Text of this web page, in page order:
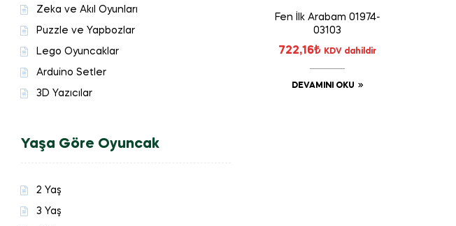
Fen İlk Arabam 01974-
03103
722,16₺ KDV dahildir
DEVAMINI OKU
Zeka ve Akıl Oyunları
Puzzle ve Yapbozlar
Lego Oyuncaklar
Arduino Setler
3D Yazıcılar
Yaşa Göre Oyuncak
2 Yaş
3 Yaş